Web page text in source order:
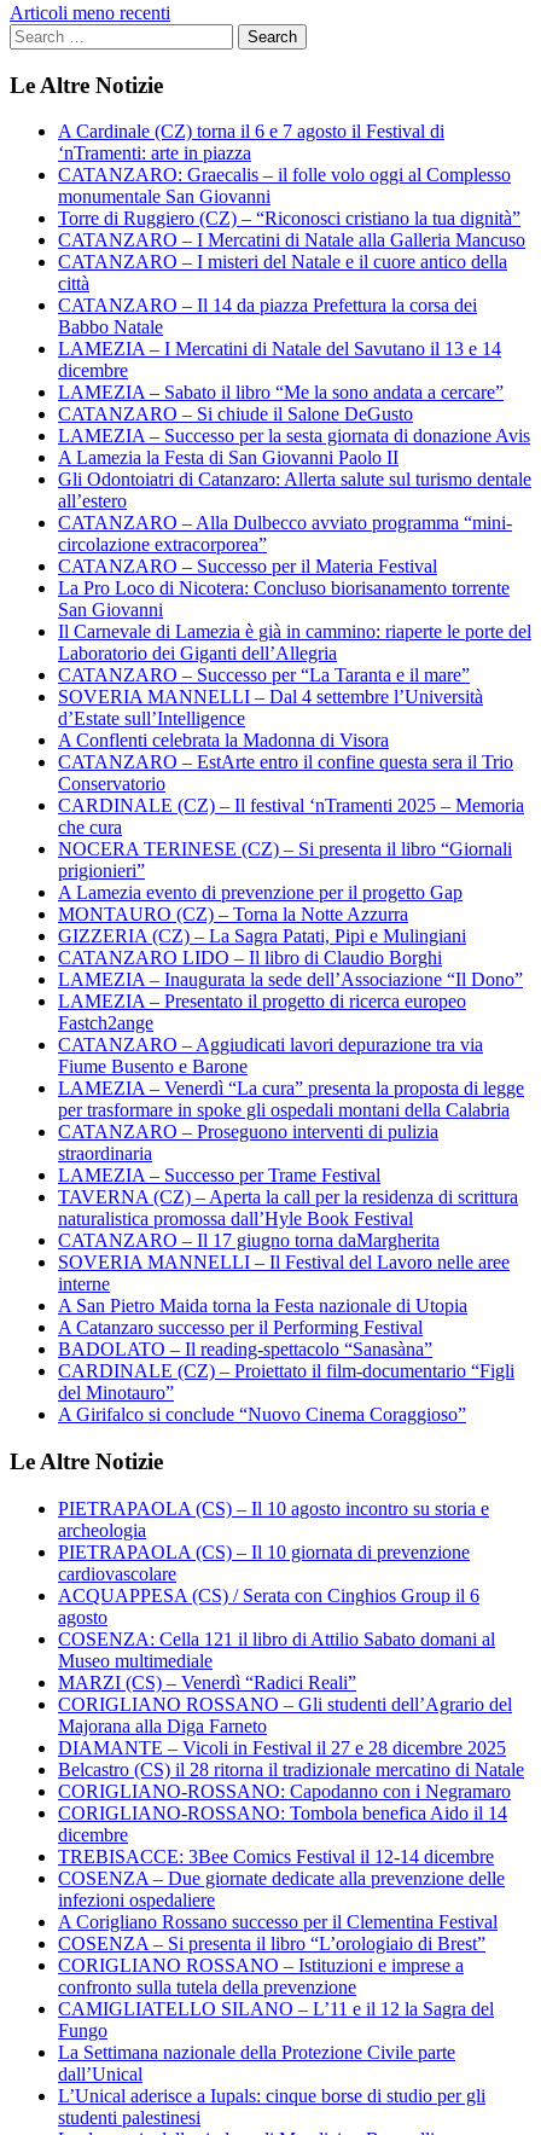
Navigazione
articoli
Articoli meno recenti
Le Altre Notizie
A Cardinale (CZ) torna il 6 e 7 agosto il Festival di
‘nTramenti: arte in piazza
CATANZARO: Graecalis – il folle volo oggi al Complesso
monumentale San Giovanni
Torre di Ruggiero (CZ) – “Riconosci cristiano la tua dignità”
CATANZARO – I Mercatini di Natale alla Galleria Mancuso
CATANZARO – I misteri del Natale e il cuore antico della
città
CATANZARO – Il 14 da piazza Prefettura la corsa dei
Babbo Natale
LAMEZIA – I Mercatini di Natale del Savutano il 13 e 14
dicembre
LAMEZIA – Sabato il libro “Me la sono andata a cercare”
CATANZARO – Si chiude il Salone DeGusto
LAMEZIA – Successo per la sesta giornata di donazione Avis
A Lamezia la Festa di San Giovanni Paolo II
Gli Odontoiatri di Catanzaro: Allerta salute sul turismo dentale
all’estero
CATANZARO – Alla Dulbecco avviato programma “mini-
circolazione extracorporea”
CATANZARO – Successo per il Materia Festival
La Pro Loco di Nicotera: Concluso biorisanamento torrente
San Giovanni
Il Carnevale di Lamezia è già in cammino: riaperte le porte del
Laboratorio dei Giganti dell’Allegria
CATANZARO – Successo per “La Taranta e il mare”
SOVERIA MANNELLI – Dal 4 settembre l’Università
d’Estate sull’Intelligence
A Conflenti celebrata la Madonna di Visora
CATANZARO – EstArte entro il confine questa sera il Trio
Conservatorio
CARDINALE (CZ) – Il festival ‘nTramenti 2025 – Memoria
che cura
NOCERA TERINESE (CZ) – Si presenta il libro “Giornali
prigionieri”
A Lamezia evento di prevenzione per il progetto Gap
MONTAURO (CZ) – Torna la Notte Azzurra
GIZZERIA (CZ) – La Sagra Patati, Pipi e Mulingiani
CATANZARO LIDO – Il libro di Claudio Borghi
LAMEZIA – Inaugurata la sede dell’Associazione “Il Dono”
LAMEZIA – Presentato il progetto di ricerca europeo
Fastch2ange
CATANZARO – Aggiudicati lavori depurazione tra via
Fiume Busento e Barone
LAMEZIA – Venerdì “La cura” presenta la proposta di legge
per trasformare in spoke gli ospedali montani della Calabria
CATANZARO – Proseguono interventi di pulizia
straordinaria
LAMEZIA – Successo per Trame Festival
TAVERNA (CZ) – Aperta la call per la residenza di scrittura
naturalistica promossa dall’Hyle Book Festival
CATANZARO – Il 17 giugno torna daMargherita
SOVERIA MANNELLI – Il Festival del Lavoro nelle aree
interne
A San Pietro Maida torna la Festa nazionale di Utopia
A Catanzaro successo per il Performing Festival
BADOLATO – Il reading-spettacolo “Sanasàna”
CARDINALE (CZ) – Proiettato il film-documentario “Figli
del Minotauro”
A Girifalco si conclude “Nuovo Cinema Coraggioso”
Le Altre Notizie
PIETRAPAOLA (CS) – Il 10 agosto incontro su storia e
archeologia
PIETRAPAOLA (CS) – Il 10 giornata di prevenzione
cardiovascolare
ACQUAPPESA (CS) / Serata con Cinghios Group il 6
agosto
COSENZA: Cella 121 il libro di Attilio Sabato domani al
Museo multimediale
MARZI (CS) – Venerdì “Radici Reali”
CORIGLIANO ROSSANO – Gli studenti dell’Agrario del
Majorana alla Diga Farneto
DIAMANTE – Vicoli in Festival il 27 e 28 dicembre 2025
Belcastro (CS) il 28 ritorna il tradizionale mercatino di Natale
CORIGLIANO-ROSSANO: Capodanno con i Negramaro
CORIGLIANO-ROSSANO: Tombola benefica Aido il 14
dicembre
TREBISACCE: 3Bee Comics Festival il 12-14 dicembre
COSENZA – Due giornate dedicate alla prevenzione delle
infezioni ospedaliere
A Corigliano Rossano successo per il Clementina Festival
COSENZA – Si presenta il libro “L’orologiaio di Brest”
CORIGLIANO ROSSANO – Istituzioni e imprese a
confronto sulla tutela della prevenzione
CAMIGLIATELLO SILANO – L’11 e il 12 la Sagra del
Fungo
La Settimana nazionale della Protezione Civile parte
dall’Unical
L’Unical aderisce a Iupals: cinque borse di studio per gli
studenti palestinesi